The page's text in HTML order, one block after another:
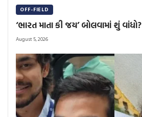
OFF-FIELD
‘ભારત માતા કી જય’ બોલવામાં શું વાંધો?
August 5, 2026